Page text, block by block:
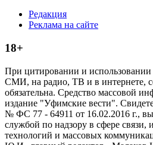
Редакция
Реклама на сайте
18+
При цитировании и
СМИ, на радио, ТВ и в интернете,
обязательна. Средство массовой
издание "Уфимские вести".
№ ФС 77 - 64911 от 16.02.2016 г.,
службой по надзору в сфере
технологий и массовых